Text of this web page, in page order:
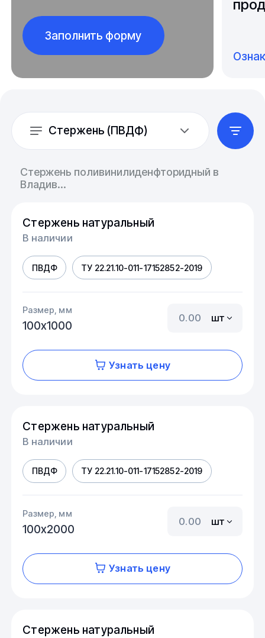
Заполнить форму
Стержень (ПВДФ)
Стержень поливинилиденфторидный в
Владив...
Стержень натуральный
В наличии
ПВДФ ТУ 22.21.10-011-17152852-2019
Размер, мм
100х1000
шт
Узнать цену
Стержень натуральный
В наличии
ПВДФ ТУ 22.21.10-011-17152852-2019
Размер, мм
100х2000
шт
Узнать цену
Стержень натуральный